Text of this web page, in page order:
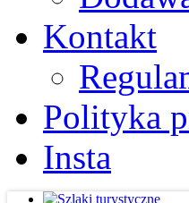
Kontakt
Polityka
Insta